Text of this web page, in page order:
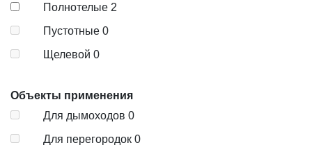
Полнотелые 2
Пустотные 0
Щелевой 0
Объекты применения
Для дымоходов 0
Для перегородок 0